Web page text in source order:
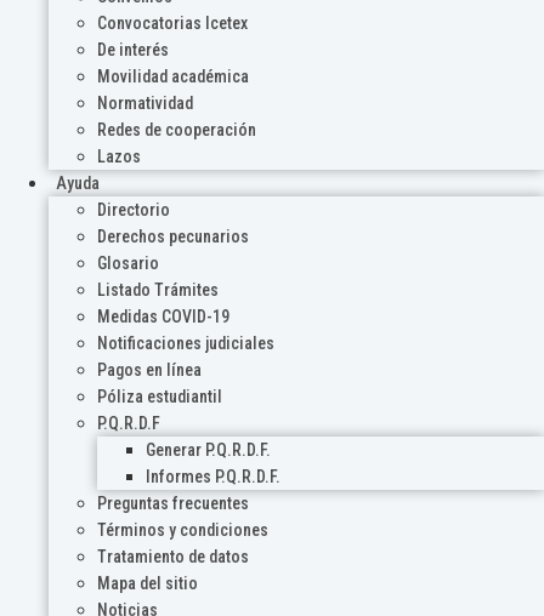
Convocatorias Icetex
De interés
Movilidad académica
Normatividad
Redes de cooperación
Lazos
Ayuda
Directorio
Derechos pecunarios
Glosario
Listado Trámites
Medidas COVID-19
Notificaciones judiciales
Pagos en línea
Póliza estudiantil
P.Q.R.D.F
Generar P.Q.R.D.F.
Informes P.Q.R.D.F.
Preguntas frecuentes
Términos y condiciones
Tratamiento de datos
Mapa del sitio
Noticias